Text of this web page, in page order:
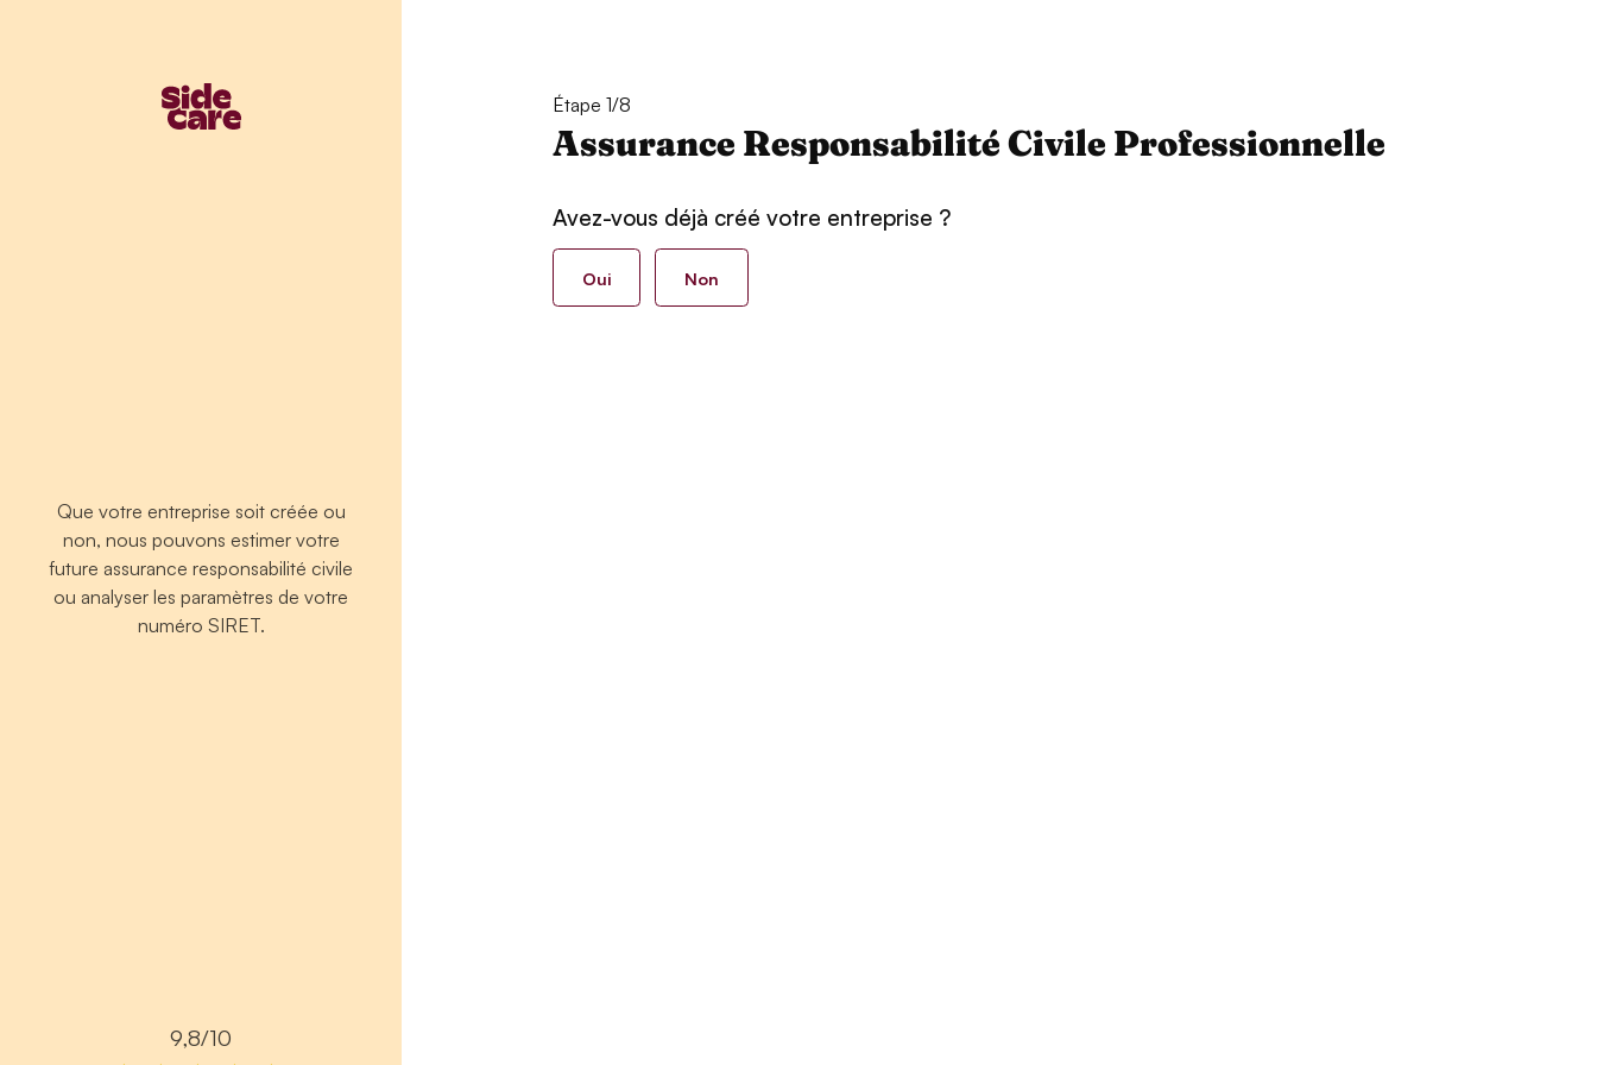
Que votre entreprise soit créée ou
non, nous pouvons estimer votre
future assurance responsabilité civile
ou analyser les paramètres de votre
numéro SIRET.
9,8/10
Étape 1/8
Assurance Responsabilité Civile Professionnelle
Avez-vous déjà créé votre entreprise ?
Oui Non